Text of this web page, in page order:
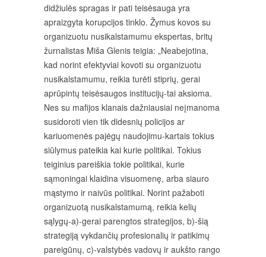
didžiulės spragas ir pati teisėsauga yra
apraizgyta korupcijos tinklo. Žymus kovos su
organizuotu nusikalstamumu ekspertas, britų
žurnalistas Miša Glenis teigia: „Neabejotina,
kad norint efektyviai kovoti su organizuotu
nusikalstamumu, reikia turėti stiprių, gerai
aprūpintų teisėsaugos institucijų-tai aksioma.
Nes su mafijos klanais dažniausiai neįmanoma
susidoroti vien tik didesnių policijos ar
kariuomenės pajėgų naudojimu-kartais tokius
siūlymus pateikia kai kurie politikai. Tokius
teiginius pareiškia tokie politikai, kurie
sąmoningai klaidina visuomenę, arba siauro
mąstymo ir naivūs politikai. Norint pažaboti
organizuotą nusikalstamumą, reikia kelių
sąlygų-a)-gerai parengtos strategijos, b)-šią
strategiją vykdančių profesionalių ir patikimų
pareigūnų, c)-valstybės vadovų ir aukšto rango